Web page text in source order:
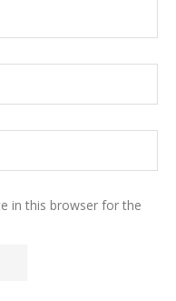
in this browser for the